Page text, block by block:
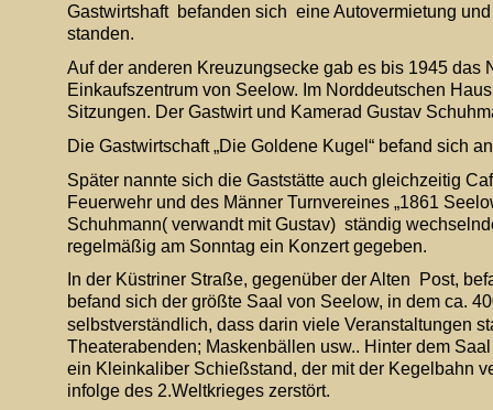
Gastwirtshaft  befanden sich  eine Autovermietung
standen.
Auf der anderen Kreuzungsecke gab es bis 1945
Einkaufszentrum von Seelow. Im Norddeutschen
Sitzungen. Der Gastwirt und Kamerad Gustav
Die Gastwirtschaft „Die Goldene Kugel“ befand sich
Später nannte sich die Gaststätte auch gleichzeitig
Feuerwehr und des Männer Turnvereines „1861
Schuhmann( verwandt mit Gustav)  ständig
regelmäßig am Sonntag ein Konzert gegeben.
In der Küstriner Straße, gegenüber der Alten  Post,
befand sich der größte Saal von Seelow, in dem ca.
selbstverständlich, dass darin viele Veranstaltungen
Theaterabenden; Maskenbällen usw.. Hinter dem
ein Kleinkaliber Schießstand, der mit der Kegelbahn
infolge des 2.Weltkrieges zerstört.